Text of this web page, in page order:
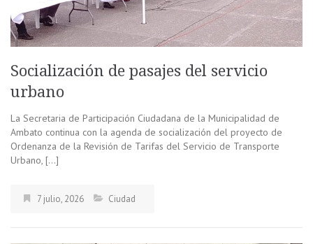
Socialización de pasajes del servicio
urbano
La Secretaria de Participación Ciudadana de la Municipalidad de
Ambato continua con la agenda de socialización del proyecto de
Ordenanza de la Revisión de Tarifas del Servicio de Transporte
Urbano, […]
7 julio, 2026 Ciudad